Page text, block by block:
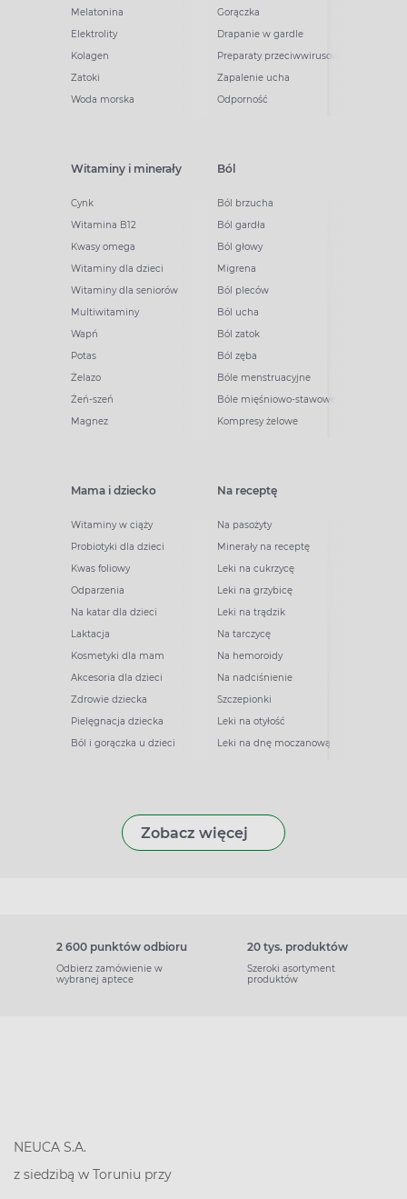
Melatonina
Elektrolity
Kolagen
Zatoki
Woda morska
Gorączka
Drapanie w gardle
Preparaty przeciwwirusowe
Zapalenie ucha
Odporność
Witaminy i minerały
Cynk
Witamina B12
Kwasy omega
Witaminy dla dzieci
Witaminy dla seniorów
Multiwitaminy
Wapń
Potas
Żelazo
Żeń-szeń
Magnez
Ból
Ból brzucha
Ból gardła
Ból głowy
Migrena
Ból pleców
Ból ucha
Ból zatok
Ból zęba
Bóle menstruacyjne
Bóle mięśniowo-stawowe
Kompresy żelowe
Mama i dziecko
Witaminy w ciąży
Probiotyki dla dzieci
Kwas foliowy
Odparzenia
Na katar dla dzieci
Laktacja
Kosmetyki dla mam
Akcesoria dla dzieci
Zdrowie dziecka
Pielęgnacja dziecka
Ból i gorączka u dzieci
Na receptę
Na pasożyty
Minerały na receptę
Leki na cukrzycę
Leki na grzybicę
Leki na trądzik
Na tarczycę
Na hemoroidy
Na nadciśnienie
Szczepionki
Leki na otyłość
Leki na dnę moczanową
Zobacz więcej
2 600 punktów odbioru
Odbierz zamówienie w
wybranej aptece
20 tys. produktów
Szeroki asortyment
produktów
NEUCA S.A.
z siedzibą w Toruniu przy